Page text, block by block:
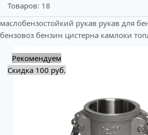
Товаров: 18
маслобензостойкий рукав рукав для
бензовоз бензин цистерна камлоки
Рекомендуем
Скидка 100 руб.